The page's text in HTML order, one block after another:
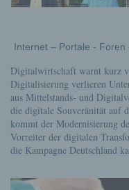
Internet – Portale - Foren
Digitalwirtschaft warnt kurz
Digitalisierung verlieren
aus Mittelstands- und
die digitale Souveränität auf
kommt der Modernisierung
Vorreiter der digitalen
die Kampagne Deutschland